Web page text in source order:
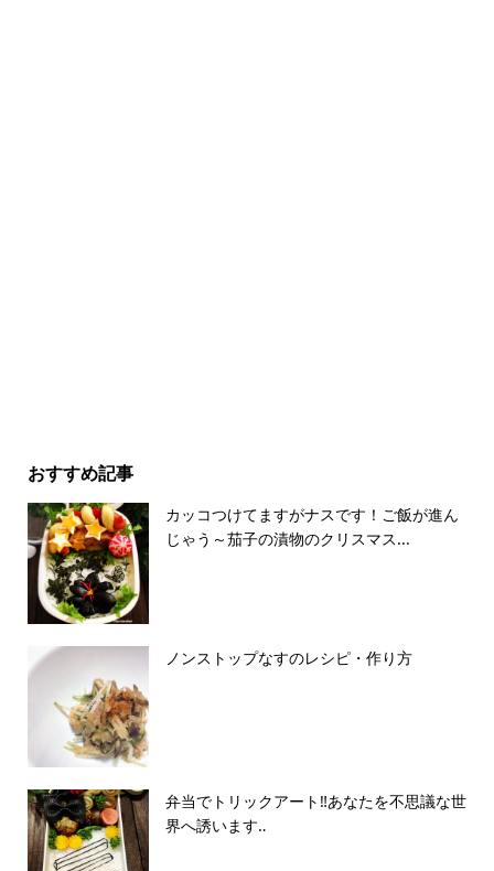
おすすめ記事
カッコつけてますがナスです！ご飯が進ん
じゃう～茄子の漬物のクリスマス...
ノンストップなすのレシピ・作り方
弁当でトリックアート‼️あなたを不思議な世
界へ誘います‥